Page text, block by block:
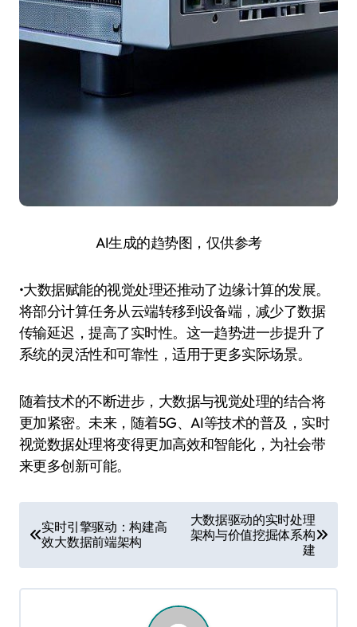
AI生成的趋势图，仅供参考
•大数据赋能的视觉处理还推动了边缘计算的发展。
将部分计算任务从云端转移到设备端，减少了数据
传输延迟，提高了实时性。这一趋势进一步提升了
系统的灵活性和可靠性，适用于更多实际场景。
随着技术的不断进步，大数据与视觉处理的结合将
更加紧密。未来，随着5G、AI等技术的普及，实时
视觉数据处理将变得更加高效和智能化，为社会带
来更多创新可能。
章
导
航
实时引擎驱动：构建高
效大数据前端架构
大数据驱动的实时处理
架构与价值挖掘体系构
建